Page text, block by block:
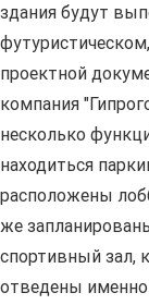
здания будут
проектной
компания
несколько
находиться
расположены
же
спортивный зал,
отведены